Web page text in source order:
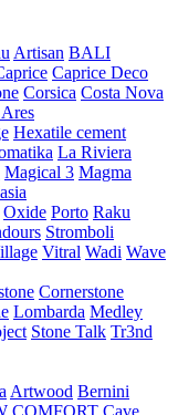
Artisan BALI
Caprice Deco
Corsica Costa Nova
Hexatile cement
La Riviera
Magical 3 Magma
Oxide Porto Raku
Stromboli
Vitral Wadi Wave
Cornerstone
Lombarda Medley
Stone Talk Tr3nd
Artwood Bernini